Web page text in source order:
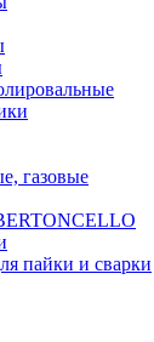
газовые
пайки и сварки